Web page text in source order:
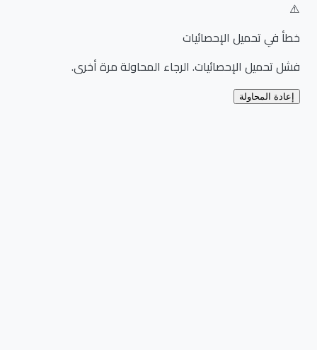
خطأ في تحميل الإحصائيات
فشل تحميل الإحصائيات. الرجاء المحاولة مرة أخرى.
إعادة المحاولة